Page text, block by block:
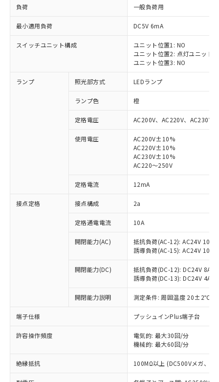
負荷 一般負荷用
最小適用負荷 DC5V 6mA
スイッチユニット構成
ユニット位置1: NO
ユニット位置2: 点灯ユニット
ユニット位置3: NO
ランプ 照光部方式 LEDランプ
ランプ色 橙
定格電圧 AC200V、AC220V、AC230V
使用電圧
AC200V±10%
AC220V±10%
AC230V±10%
AC220～250V
定格電流 12mA
接点定格 接点構成 2a
定格通電電流 10A
開閉能力(AC)
抵抗負荷(AC-12): AC24V 10A/
誘導負荷(AC-15): AC24V
開閉能力(DC)
抵抗負荷(DC-12): DC24V 8A/
誘導負荷(DC-13): DC24V 4A/
開閉能力説明 測定条件: 周囲温度 20±2℃、
端子仕様 プッシュインPlus端子台
許容操作頻度
電気的: 最大30回/分
機械的: 最大60回/分
絶縁抵抗 100MΩ以上 (DC500Vメガ、点
以下の条件をお読みいただき、同意のうえ
本サービスは、当社制御機器事業取扱
商品の当社在庫状況および標準価格
(税抜)を提供させていただくもので
本サービスの対象外となる商品もある
ことをご了承ください。
在庫状況および標準価格照会結果は、
記載している更新日時点での社内デー
タに基づき作成されるものであり、閲
覧された時点での実際の在庫および標
対応済み：EU RoHS指令（10物質）の
非含有に対応した製品が提供可能な商品で
対応予定：EU RoHS指令（10物質）の非含
有に対応した製品に切り替える予定のある
対応予定なし：EU RoHS指令（10物質）の
非含有に非対応の商品で、対応品を出す予
調査・確認中：EU RoHS指令（10物質）の
非含有の対応状況を調査中または確認中の
非該当品：ライセンス料など無形物で、有
害物質有無と関係のない商品です。
仕入先様の事情により、非含有部品として
いたものが、含有品と判明した場合などや
むを得ず変更することがあります。
鉛(Pb) 1000ppm以下、 水銀(Hg) 1000ppm以下、 カド
六価クロム(Cr(Ⅵ)) 1000ppm以下、ポリ臭化ビフェニル
※1 中国RoHS○×表
「○」：最大均質材料含有率が中国RoHSの
基準値以下であることを示します。
「×」：最大均質材料含有率が中国RoHSの
基準値を超えていることを示します。
「－」：未確認です。当社販売部門へお問
*中国RoHS10物質の基準値 (GB/T26572)：
Pb(鉛) :1000ppm、 Hg(水銀) : 1000ppm、 Cd(カドミウ
当社は、これら貴社製品のうち、外国
為替および外国貿易法に定める商品
（以下｢規制貨物等」という）を輸出
または国外への提供する場合は、日本
国政府の輸出許可(または役務取引許
可)を取得するなどの必要な手続きを